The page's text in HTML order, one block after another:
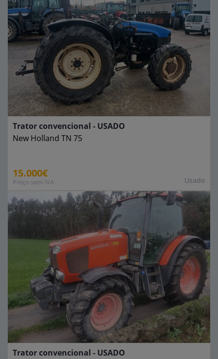
Usado
Trator convencional - USADO
New Holland TN 75
15.000€
Preço sem IVA
Trator convencional - USADO